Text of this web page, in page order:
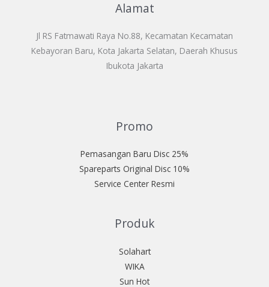
Alamat
Jl RS Fatmawati Raya No.88, Kecamatan Kecamatan
Kebayoran Baru, Kota Jakarta Selatan, Daerah Khusus
Ibukota Jakarta
Promo
Pemasangan Baru Disc 25%
Spareparts Original Disc 10%
Service Center Resmi
Produk
Solahart
WIKA
Sun Hot